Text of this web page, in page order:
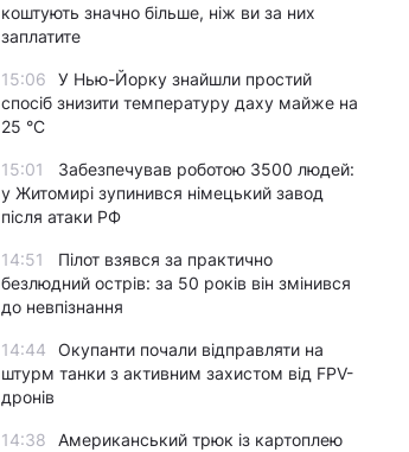
коштують значно більше, ніж ви за них
заплатите
15:06
У Нью-Йорку знайшли простий
спосіб знизити температуру даху майже на
25 °C
15:01
Забезпечував роботою 3500 людей:
у Житомирі зупинився німецький завод
після атаки РФ
14:51
Пілот взявся за практично
безлюдний острів: за 50 років він змінився
до невпізнання
14:44
Окупанти почали відправляти на
штурм танки з активним захистом від FPV-
дронів
14:38
Американський трюк із картоплею